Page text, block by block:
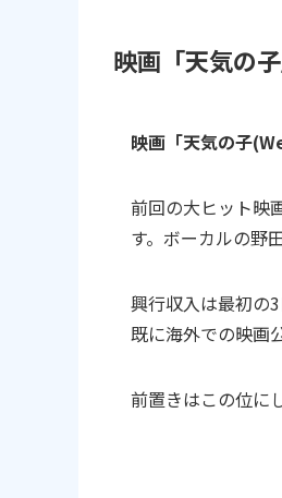
映画「天気の子
映画「天気の子
前回の大ヒット映
す。ボーカルの野
興行収入は最初の
既に海外での映画
前置きはこの位に